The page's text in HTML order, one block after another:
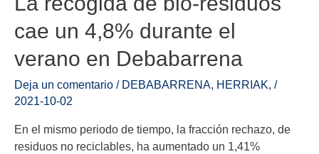
cae un 4,8% durante el
verano en Debabarrena
Deja un comentario / DEBABARRENA, HERRIAK, /
2021-10-02
En el mismo periodo de tiempo, la fracción rechazo, de
residuos no reciclables, ha aumentado un 1,41%